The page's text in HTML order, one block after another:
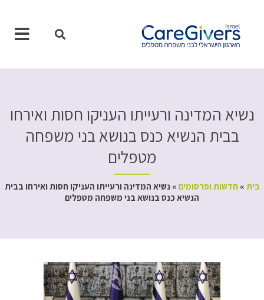
נשיא המדינה ורעייתו העניקו חסות ואירחו
בבית הנשיא כנס בנושא בני משפחה
מטפלים
בית »חדשות ופרסומים »נשיא המדינה ורעייתו העניקו חסות ואירחו בבית
הנשיא כנס בנושא בני משפחה מטפלים